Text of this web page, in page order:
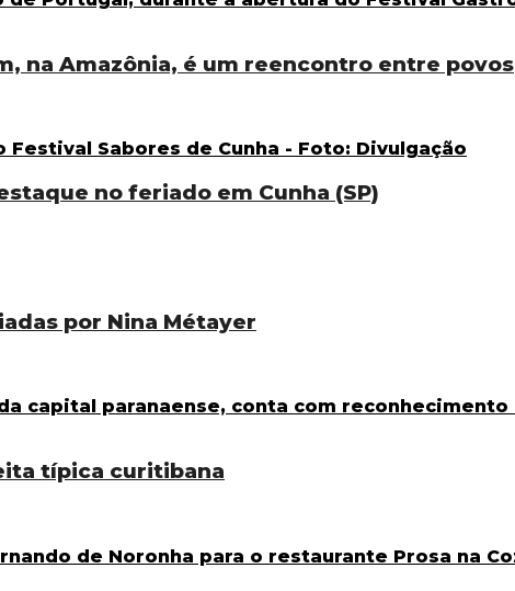
na Amazônia, é um reencontro entre povos
no feriado em Cunha (SP)
por Nina Métayer
típica curitibana